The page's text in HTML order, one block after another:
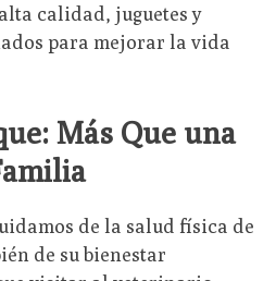
calidad, juguetes y
para mejorar la vida
Más Que una
de la salud física de
de su bienestar